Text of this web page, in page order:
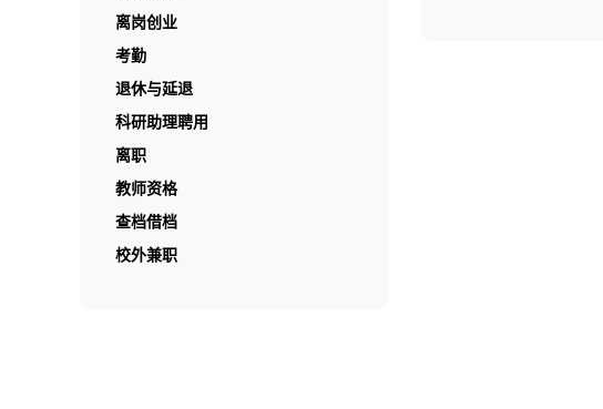
离岗创业
考勤
退休与延退
科研助理聘用
离职
教师资格
查档借档
校外兼职